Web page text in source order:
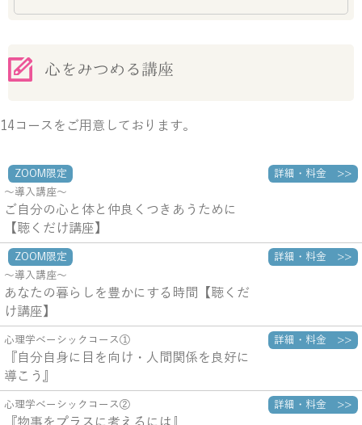
心をみつめる講座
14コースをご用意しております。
ZOOM限定
～導入講座～
ご自分の心と体と仲良くつきあうために
【聴くだけ講座】
詳細・料金 >>
ZOOM限定
～導入講座～
あなたの暮らしを豊かにする時間【聴くだ
け講座】
詳細・料金 >>
心理学べーシックコース①
『自分自身に目を向け・人間関係を良好に
導こう』
詳細・料金 >>
心理学べーシックコース② 詳細・料金 >>